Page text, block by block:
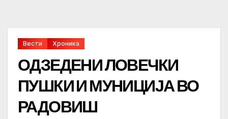
Вести Хроника
ОДЗЕДЕНИ ЛОВЕЧКИ
ПУШКИ И МУНИЦИЈА ВО
РАДОВИШ